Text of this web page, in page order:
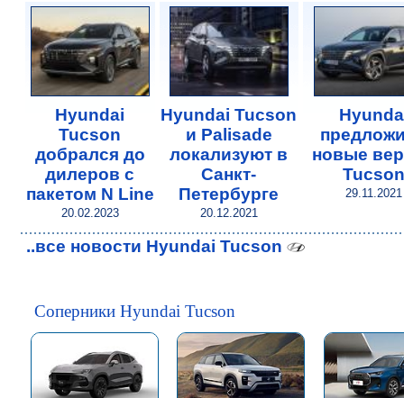
Hyundai
Tucson
добрался до
дилеров с
пакетом N Line
20.02.2023
Hyundai Tucson
и Palisade
локализуют в
Санкт-
Петербурге
20.12.2021
новые
Tucson
29.11.2021
..все новости Hyundai Tucson
Соперники Hyundai Tucson